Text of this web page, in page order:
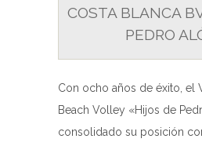
COSTA BLANCA
PEDRO
Con ocho años de éxito, el
Beach Volley «Hijos de
consolidado su posición